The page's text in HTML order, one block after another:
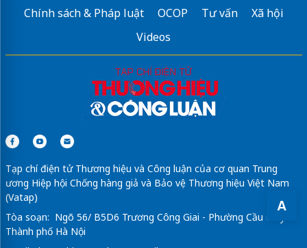
A
giáxe nâng điện đứng lái mới nhất
Sửa máy rửa bát bosch
Chính sách & Pháp luật
OCOP Tư vấn
Xã hội
Videos
Tạp chí điện tử Thương hiệu và Công luận của cơ quan Trung
ương Hiệp hội Chống hàng giả và Bảo vệ Thương hiệu Việt Nam
(Vatap)
Tòa soạn: Ngõ 56/ B5D6 Trương Công Giai - Phường Cầu Giấy -
Thành phố Hà Nội